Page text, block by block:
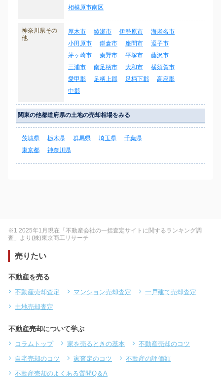
相模原市南区
神奈川県その
他
厚木市 綾瀬市 伊勢原市
海老名市
小田原市
鎌倉市 座間市
逗子市
茅ヶ崎市
秦野市 平塚市
藤沢市
三浦市
南足柄市 大和市
横須賀市
愛甲郡
足柄上郡 足柄下郡
高座郡
中郡
関東の他都道府県の土地の売却相場をみる
茨城県 栃木県 群馬県 埼玉県
千葉県
東京都
神奈川県
※1 2025年1月現在「不動産会社の一括査定サイトに関するランキング調
査」より(株)東京商工リサーチ
売りたい
不動産を売る
不動産売却査定 マンション売却査定
一戸建て売却査定
土地売却査定
不動産売却について学ぶ
コラムトップ 家を売るときの基本
不動産売却のコツ
自宅売却のコツ
家査定のコツ
不動産の評価額
不動産売却のよくある質問Q＆A